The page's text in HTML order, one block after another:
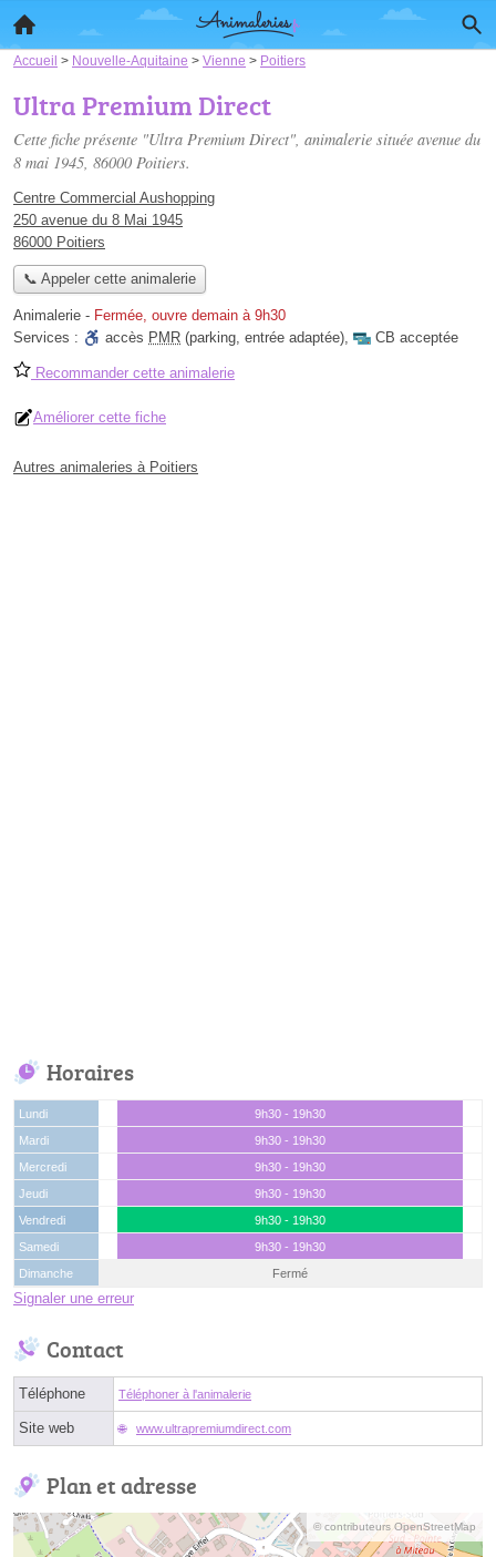
Accueil > Nouvelle-Aquitaine > Vienne > Poitiers
Ultra Premium Direct
Cette fiche présente "Ultra Premium Direct", animalerie située avenue du
8 mai 1945, 86000 Poitiers.
Centre Commercial Aushopping
250 avenue du 8 Mai 1945
86000 Poitiers
📞 Appeler cette animalerie
Animalerie - Fermée, ouvre demain à 9h30
Services :
accès PMR (parking, entrée adaptée), CB acceptée
Recommander cette animalerie
Améliorer cette fiche
Autres animaleries à Poitiers
Horaires
Lundi
9h30 - 19h30
Mardi
9h30 - 19h30
Mercredi
9h30 - 19h30
Jeudi
9h30 - 19h30
Vendredi
9h30 - 19h30
Samedi
9h30 - 19h30
Dimanche
Fermé
Signaler une erreur
Contact
Téléphone Téléphoner à l'animalerie
Site web www.ultrapremiumdirect.com
Plan et adresse
© contributeurs OpenStreetMap